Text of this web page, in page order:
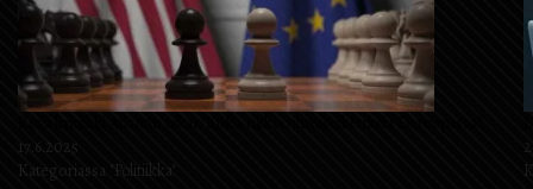
17.6.2025
Kategoriassa "Politiikka"